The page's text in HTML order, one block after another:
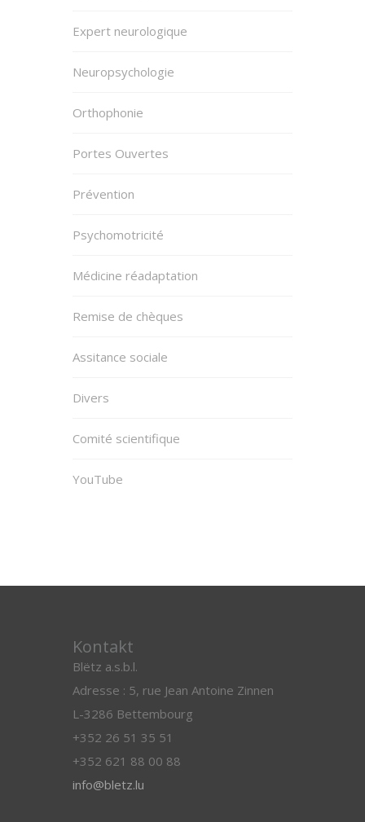
Expert neurologique
Neuropsychologie
Orthophonie
Portes Ouvertes
Prévention
Psychomotricité
Médicine réadaptation
Remise de chèques
Assitance sociale
Divers
Comité scientifique
YouTube
Kontakt
Blëtz a.s.b.l.
Adresse : 5, rue Jean Antoine Zinnen
L-3286 Bettembourg
+352 26 51 35 51
+352 621 88 00 88
info@bletz.lu